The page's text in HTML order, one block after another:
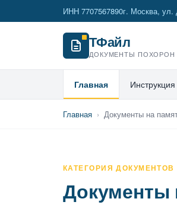
ИНН 7707567890г. Москва, ул.
ТФайл
ДОКУМЕНТЫ ПОХОРОН
Главная Инструкция
Главная › Документы на
КАТЕГОРИЯ ДОКУМЕНТОВ
Документы